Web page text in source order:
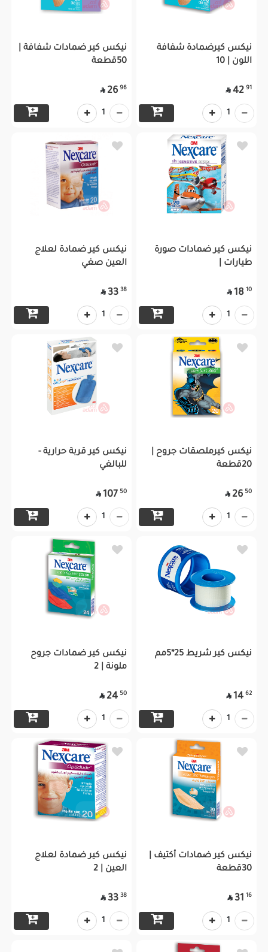
نيكس كيرضمادة شفافة
اللون | 10
91
42

1
نيكس كير ضمادات شفافة |
50قطعة
96
26

1
نيكس كير ضمادات صورة
طيارات |
10
18

1
نيكس كير ضمادة لعلاج
العين صغي
38
33

1
نيكس كيرملصقات جروح |
20قطعة
50
26

1
نيكس كير قربة حرارية -
للبالغي
50
107

1
نيكس كير شريط 25*5مم
62
14

1
نيكس كير ضمادات جروح
ملونة | 2
50
24

1
نيكس كير ضمادات أكتيف |
30قطعة
16
31

1
نيكس كير ضمادة لعلاج
العين | 2
38
33

1